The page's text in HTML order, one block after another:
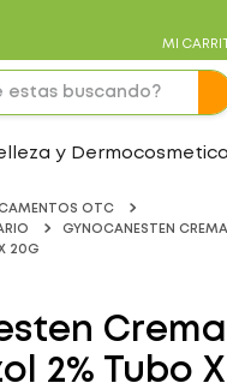
MI
y Dermocosmetica
OTC
GYNOCANESTEN
20G
Crema
2% Tubo